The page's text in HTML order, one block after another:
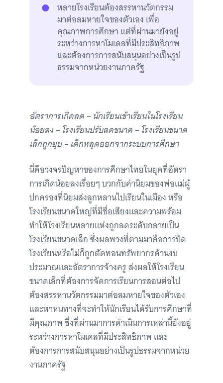
หลายโรงเรียนต้องสรรหานวัตกรรม
มาต่อลมหายใจของตัวเอง เพื่อ
คุณภาพการศึกษา แต่ที่ผ่านมายังอยู่
ระหว่างการหาโมเดลที่มีประสิทธิภาพ
และต้องการการสนับสนุนอย่างเป็นรูป
ธรรมจากหน่วยงานภาครัฐ
อัตราการเกิดลด – นักเรียนเข้าเรียนในโรงเรียน
น้อยลง – โรงเรียนปรับลดขนาด – โรงเรียนขนาด
เล็กถูกยุบ – เด็กหลุดออกจากระบบการศึกษา
นี่คือวงจรปัญหาของการศึกษาไทยในยุคที่อัตรา
การเกิดน้อยลงเรื่อยๆ บวกกับค่านิยมของพ่อแม่ผู้
ปกครองที่นิยมส่งลูกหลานไปเรียนในเมือง หรือ
โรงเรียนขนาดใหญ่ที่มีชื่อเสียงและความพร้อม
ทำให้โรงเรียนหลายแห่งถูกลดระดับกลายเป็น
โรงเรียนขนาดเล็ก ซึ่งผลพวงที่ตามมาคือการปิด
โรงเรียนหรือไม่ก็ถูกตัดทอนทรัพยากรด้านงบ
ประมาณและอัตราการจ้างครู ส่งผลให้โรงเรียน
ขนาดเล็กที่ต้องการจัดการเรียนการสอนต่อไป
ต้องสรรหานวัตกรรมมาต่อลมหายใจของตัวเอง
และหาหนทางที่จะทำให้นักเรียนได้รับการศึกษาที่
มีคุณภาพ ซึ่งที่ผ่านมาการดำเนินการเหล่านี้ยังอยู่
ระหว่างการหาโมเดลที่มีประสิทธิภาพ และ
ต้องการการสนับสนุนอย่างเป็นรูปธรรมจากหน่วย
งานภาครัฐ